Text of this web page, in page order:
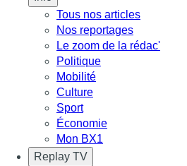
Tous nos articles
Nos reportages
Le zoom de la rédac'
Politique
Mobilité
Culture
Sport
Économie
Mon BX1
Replay TV